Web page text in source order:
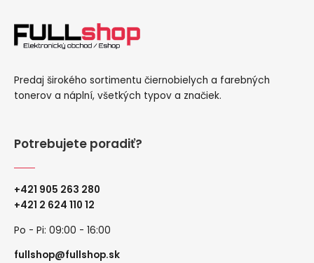
Predaj širokého sortimentu čiernobielych a farebných
tonerov a náplní, všetkých typov a značiek.
Potrebujete poradiť?
+421 905 263 280
+421 2 624 110 12
Po - Pi: 09:00 - 16:00
fullshop@fullshop.sk